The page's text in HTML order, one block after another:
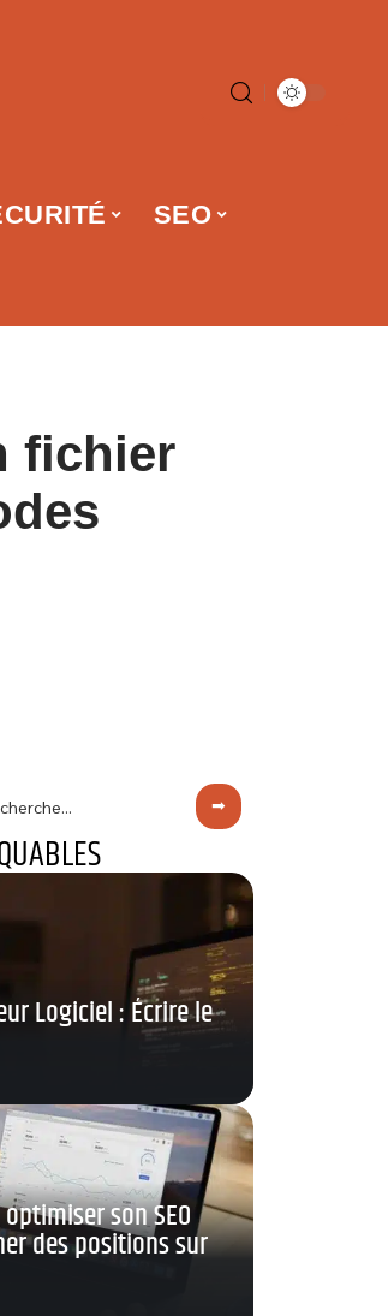
SEO
fichier
Logiciel : Écrire le
son SEO
des positions sur